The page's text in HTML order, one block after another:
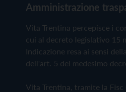
Amministrazione
Vita Trentina percepisce i
cui al decreto legislativo 15
Indicazione resa ai sensi
dell'art. 5 del medesimo
Vita Trentina, tramite la Fisc